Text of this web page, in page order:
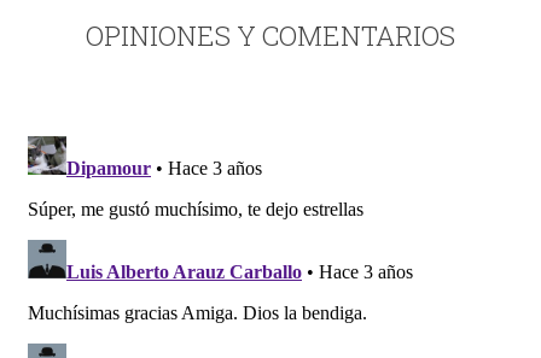
OPINIONES Y COMENTARIOS